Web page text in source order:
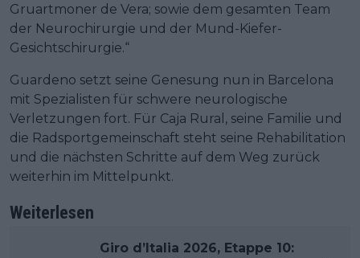
Gruartmoner de Vera; sowie dem gesamten Team
der Neurochirurgie und der Mund-Kiefer-
Gesichtschirurgie.“
Guardeno setzt seine Genesung nun in Barcelona
mit Spezialisten für schwere neurologische
Verletzungen fort. Für Caja Rural, seine Familie und
die Radsportgemeinschaft steht seine Rehabilitation
und die nächsten Schritte auf dem Weg zurück
weiterhin im Mittelpunkt.
Weiterlesen
Giro d’Italia 2026, Etappe 10: